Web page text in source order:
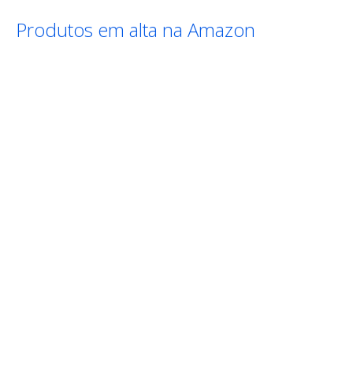
Produtos em alta na Amazon